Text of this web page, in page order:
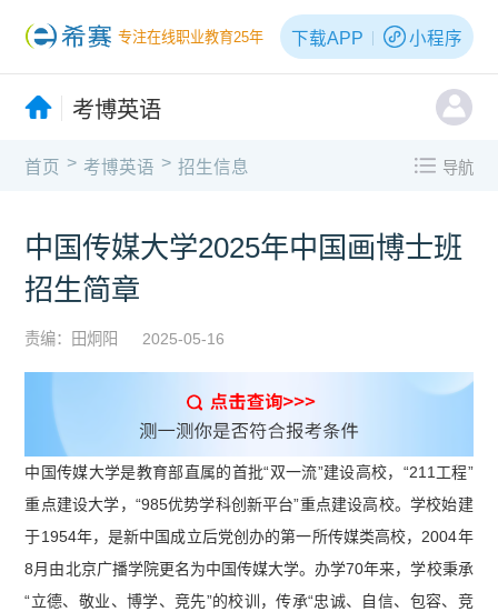
专注在线职业教育25年 下载APP 小程序
考博英语
首页 > 考博英语 > 招生信息 导航
中国传媒大学2025年中国画博士班
招生简章
责编：田炯阳 2025-05-16
中国传媒大学是教育部直属的首批“双一流”建设高校，“211工程”
重点建设大学，“985优势学科创新平台”重点建设高校。学校始建
于1954年，是新中国成立后党创办的第一所传媒类高校，2004年
8月由北京广播学院更名为中国传媒大学。办学70年来，学校秉承
“立德、敬业、博学、竞先”的校训，传承“忠诚、自信、包容、竞